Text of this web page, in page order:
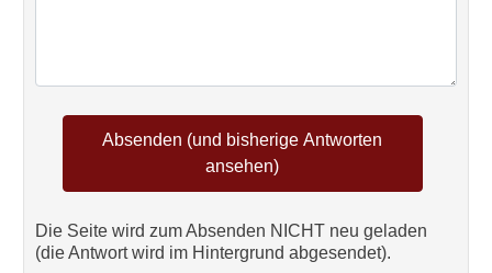
Die Seite wird zum Absenden NICHT neu geladen
(die Antwort wird im Hintergrund abgesendet).